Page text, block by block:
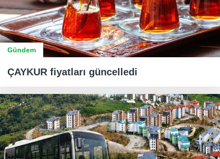
Gündem
ÇAYKUR fiyatları güncelledi